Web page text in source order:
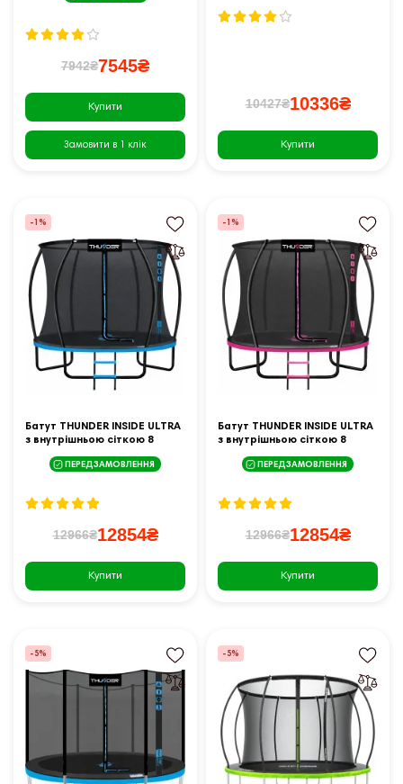
7942₴7545₴
Купити
Замовити в 1 клік
10427₴10336₴
Купити
-1%
Батут THUNDER INSIDE ULTRA
з внутрішньою сіткою 8
блакитнийПЕРЕДЗАМОВЛЕННЯ
12966₴12854₴
Купити
-1%
Батут THUNDER INSIDE ULTRA
з внутрішньою сіткою 8
ПЕРЕДЗАМОВЛЕННЯ
12966₴12854₴
Купити
-5% -5%